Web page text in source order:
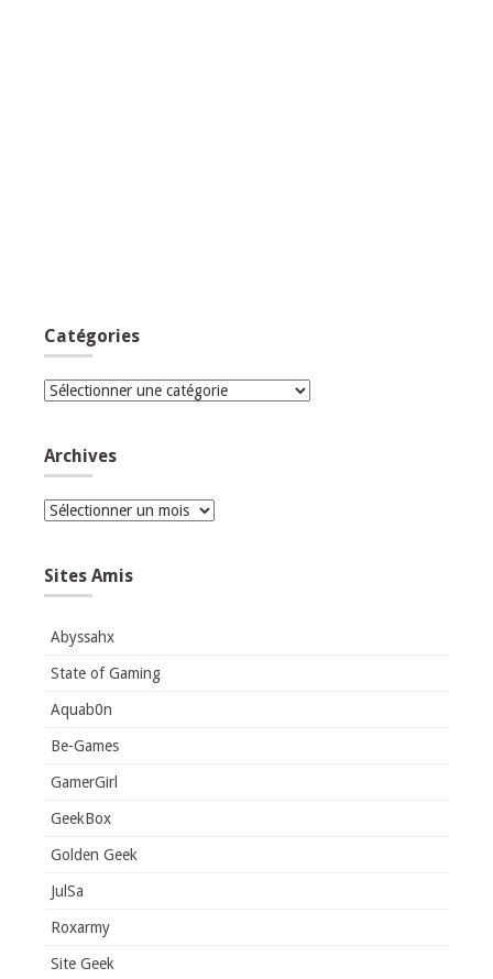
Catégories
Catégories
Archives
Archives
Sites Amis
Abyssahx
State of Gaming
Aquab0n
Be-Games
GamerGirl
GeekBox
Golden Geek
JulSa
Roxarmy
Site Geek